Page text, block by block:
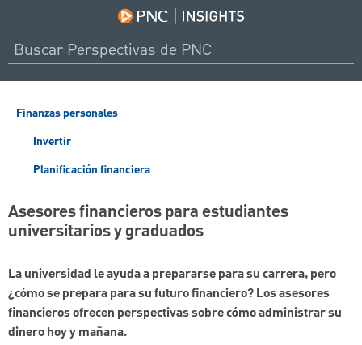
Finanzas personales
Invertir
Planificación financiera
Asesores financieros para estudiantes
universitarios y graduados
La universidad le ayuda a prepararse para su carrera, pero
¿cómo se prepara para su futuro financiero? Los asesores
financieros ofrecen perspectivas sobre cómo administrar su
dinero hoy y mañana.